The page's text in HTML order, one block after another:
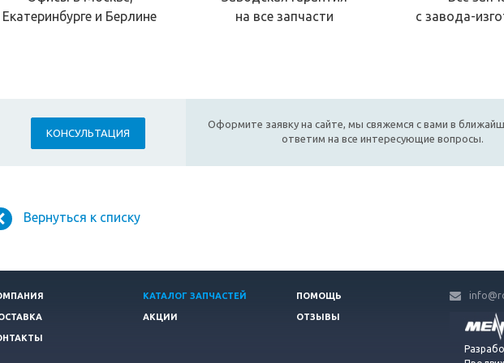
Екатеринбурге и Берлине
на все запчасти
с завода-
КОНСУЛЬТАЦИЯ
Оформите заявку на сайте, мы свяжемся с вами в
ответим на все интересующие вопросы.
Вернуться к списку
КАТАЛОГ ЗАПЧАСТЕЙ ПОМОЩЬ
АКЦИИ ОТЗЫВЫ